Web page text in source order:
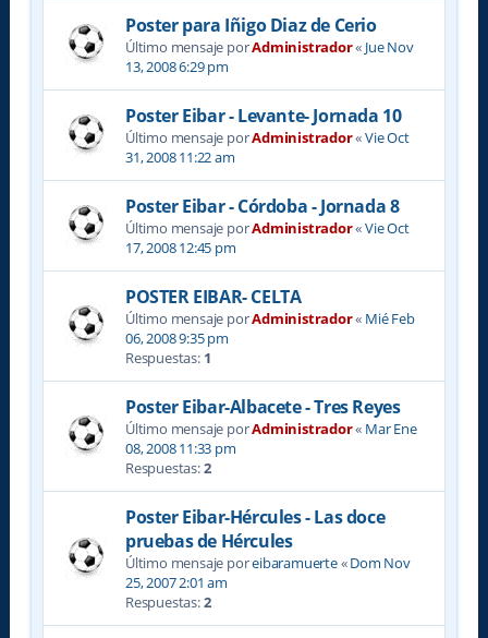
Poster para Iñigo Diaz de Cerio
Último mensaje porAdministrador« Jue Nov
13, 2008 6:29 pm
Poster Eibar - Levante- Jornada 10
Último mensaje porAdministrador«Vie Oct
31, 2008 11:22 am
Poster Eibar - Córdoba - Jornada 8
Último mensaje porAdministrador«Vie Oct
17, 2008 12:45 pm
POSTER EIBAR- CELTA
Último mensaje porAdministrador« Mié Feb
06, 2008 9:35 pm
Respuestas: 1
Poster Eibar-Albacete - Tres Reyes
Último mensaje porAdministrador« Mar Ene
08, 2008 11:33 pm
Respuestas:2
Poster Eibar-Hércules - Las doce
pruebas de Hércules
Último mensaje poreibaramuerte«Dom Nov
25, 2007 2:01 am
Respuestas:2